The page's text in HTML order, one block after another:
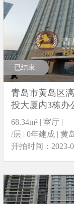
已结束
青岛市黄岛区
投大厦内3栋办
68.34m² | 室厅 |
/层 | 0年建成 | 黄
开拍时间：2023-